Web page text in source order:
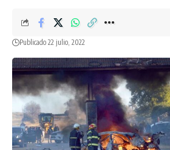
Publicado 22 julio, 2022